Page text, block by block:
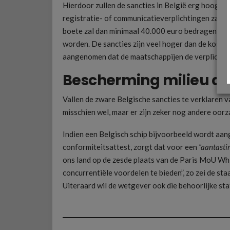
Hierdoor zullen de sancties in België erg hoog
registratie- of communicatieverplichtingen zal
boete zal dan minimaal 40.000 euro bedragen.
worden. De sancties zijn veel hoger dan de
aangenomen dat de maatschappijen de
Bescherming milieu
Vallen de zware Belgische sancties te verklaren
misschien wel, maar er zijn zeker nog andere
Indien een Belgisch schip bijvoorbeeld wordt
conformiteitsattest, zorgt dat voor een
ons land op de zesde plaats van de Paris MoU
concurrentiële voordelen te bieden”, zo zei de
Uiteraard wil de wetgever ook die behoorlijke